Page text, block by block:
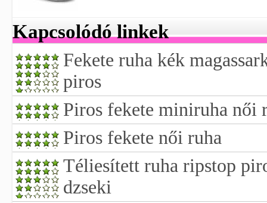
Kapcsolódó linkek
Fekete ruha kék
piros
Piros fekete miniruha női
Piros fekete női ruha
Téliesített ruha ripstop
dzseki